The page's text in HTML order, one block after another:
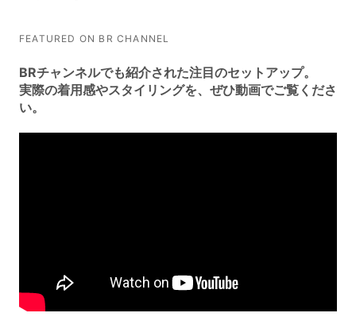
FEATURED ON BR CHANNEL
BRチャンネルでも紹介された注目のセットアップ。
実際の着用感やスタイリングを、ぜひ動画でご覧くださ
い。